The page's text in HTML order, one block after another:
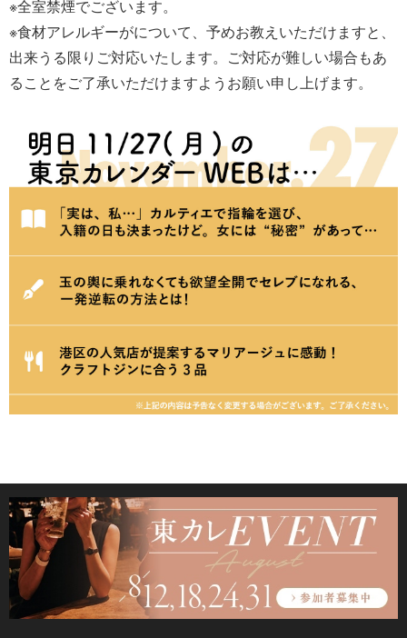
※全室禁煙でございます。
※食材アレルギーがについて、予めお教えいただけますと、
出来うる限りご対応いたします。ご対応が難しい場合もあ
ることをご了承いただけますようお願い申し上げます。